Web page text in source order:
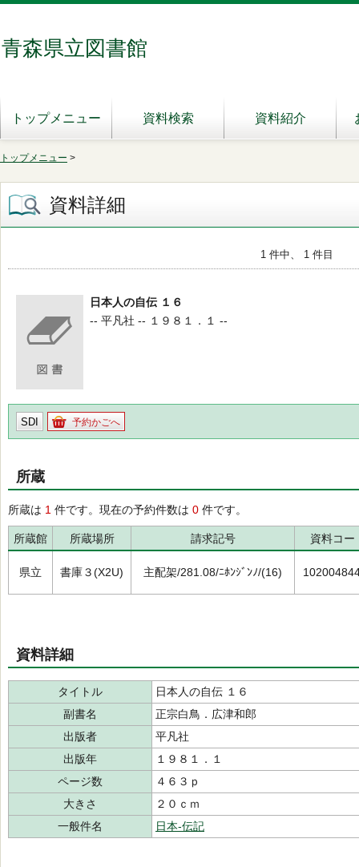
青森県立図書館
トップメニュー 資料検索 資料紹介
トップメニュー >
資料詳細
1 件中、 1 件目
日本人の自伝 １６
-- 平凡社 -- １９８１．１ --
SDI 予約かごへ
所蔵
所蔵は 1 件です。現在の予約件数は 0 件です。
所蔵館 所蔵場所 請求記号 資料コー
県立 書庫３(X2U) 主配架/281.08/ﾆﾎﾝｼﾞﾝﾉ/(16)
資料詳細
タイトル
日本人の自伝 １６
副書名
正宗白鳥．広津和郎
出版者
平凡社
出版年
１９８１．１
ページ数
４６３ｐ
大きさ
２０ｃｍ
一般件名
日本‐伝記